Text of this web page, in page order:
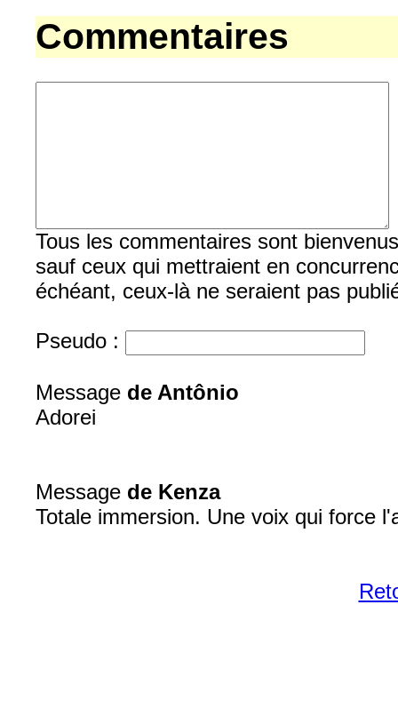
Commentaires
Tous les commentaires sont
sauf ceux qui mettraient en
échéant, ceux-là ne seraient pas
Pseudo :
Message de Antônio
Adorei
Message de Kenza
Totale immersion. Une voix qui force